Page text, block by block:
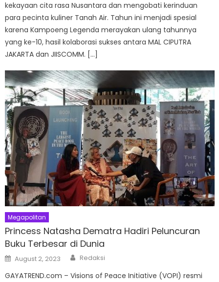
kekayaan cita rasa Nusantara dan mengobati kerinduan
para pecinta kuliner Tanah Air. Tahun ini menjadi spesial
karena Kampoeng Legenda merayakan ulang tahunnya
yang ke-10, hasil kolaborasi sukses antara MAL CIPUTRA
JAKARTA dan JIISCOMM. […]
Megapolitan
Princess Natasha Dematra Hadiri Peluncuran
Buku Terbesar di Dunia
Posted
on
August 2, 2023 Author
Redaksi
GAYATREND.com – Visions of Peace Initiative (VOPI) resmi